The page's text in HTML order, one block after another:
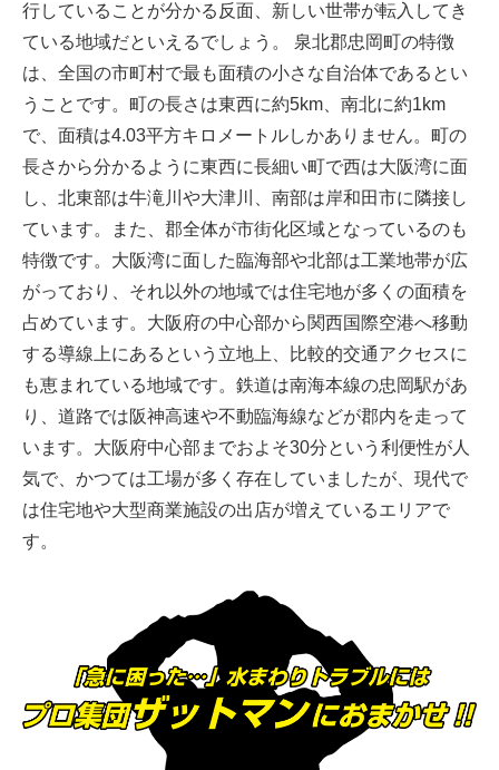
行していることが分かる反面、新しい世帯が転入してき
ている地域だといえるでしょう。 泉北郡忠岡町の特徴
は、全国の市町村で最も面積の小さな自治体であるとい
うことです。町の長さは東西に約5km、南北に約1km
で、面積は4.03平方キロメートルしかありません。町の
長さから分かるように東西に長細い町で西は大阪湾に面
し、北東部は牛滝川や大津川、南部は岸和田市に隣接し
ています。また、郡全体が市街化区域となっているのも
特徴です。大阪湾に面した臨海部や北部は工業地帯が広
がっており、それ以外の地域では住宅地が多くの面積を
占めています。大阪府の中心部から関西国際空港へ移動
する導線上にあるという立地上、比較的交通アクセスに
も恵まれている地域です。鉄道は南海本線の忠岡駅があ
り、道路では阪神高速や不動臨海線などが郡内を走って
います。大阪府中心部までおよそ30分という利便性が人
気で、かつては工場が多く存在していましたが、現代で
は住宅地や大型商業施設の出店が増えているエリアで
す。